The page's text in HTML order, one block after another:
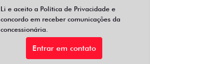
Li e aceito a Política de Privacidade e
concordo em receber comunicações da
concessionária.
Entrar em contato